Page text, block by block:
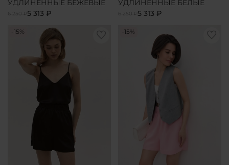
УДЛИНЕННЫЕ БЕЖЕВЫЕ
6 250 ₽5 313 ₽
УДЛИНЕННЫЕ БЕЛЫЕ
6 250 ₽5 313 ₽
-15% -15%